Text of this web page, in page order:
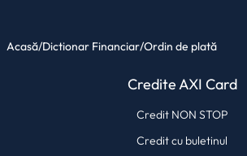
Acasă/Dictionar Financiar/Ordin de plată
Credite AXI Card
Credit NON STOP
Credit cu buletinul